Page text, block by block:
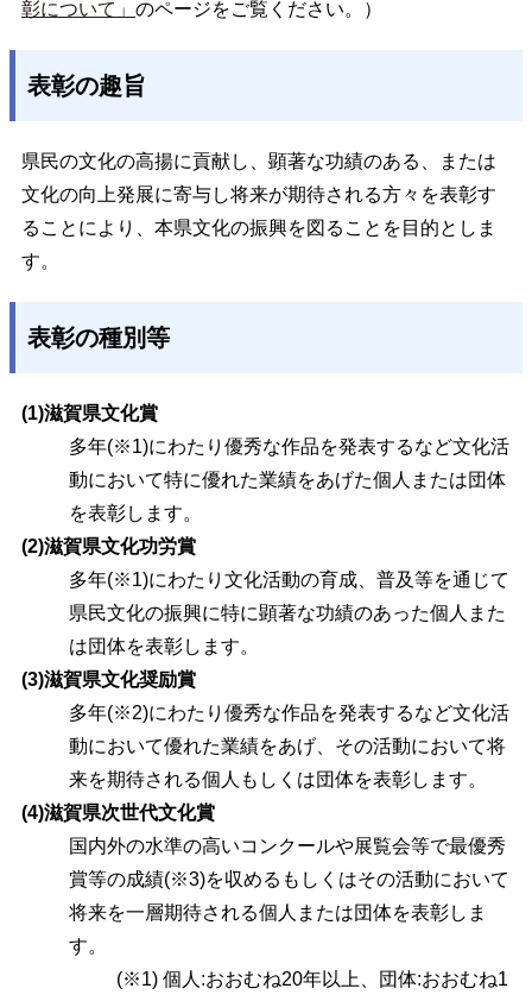
彰について」 のページをご覧ください。）
表彰の趣旨
県民の文化の高揚に貢献し、顕著な功績のある、または
文化の向上発展に寄与し将来が期待される方々を表彰す
ることにより、本県文化の振興を図ることを目的としま
す。
表彰の種別等
(1)滋賀県文化賞
多年(※1)にわたり優秀な作品を発表するなど文化活
動において特に優れた業績をあげた個人または団体
を表彰します。
(2)滋賀県文化功労賞
多年(※1)にわたり文化活動の育成、普及等を通じて
県民文化の振興に特に顕著な功績のあった個人また
は団体を表彰します。
(3)滋賀県文化奨励賞
多年(※2)にわたり優秀な作品を発表するなど文化活
動において優れた業績をあげ、その活動において将
来を期待される個人もしくは団体を表彰します。
(4)滋賀県次世代文化賞
国内外の水準の高いコンクールや展覧会等で最優秀
賞等の成績(※3)を収めるもしくはその活動において
将来を一層期待される個人または団体を表彰しま
す。
(※1) 個人:おおむね20年以上、団体:おおむね1